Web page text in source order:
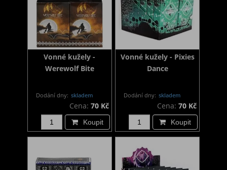
Vonné kužely -
Werewolf Bite
Dodání dny: skladem
Cena: 70 Kč
Koupit
Vonné kužely - Pixies
Dance
Dodání dny: skladem
Cena: 70 Kč
Koupit